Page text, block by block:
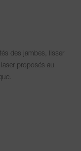
des jambes, lisser
proposés au